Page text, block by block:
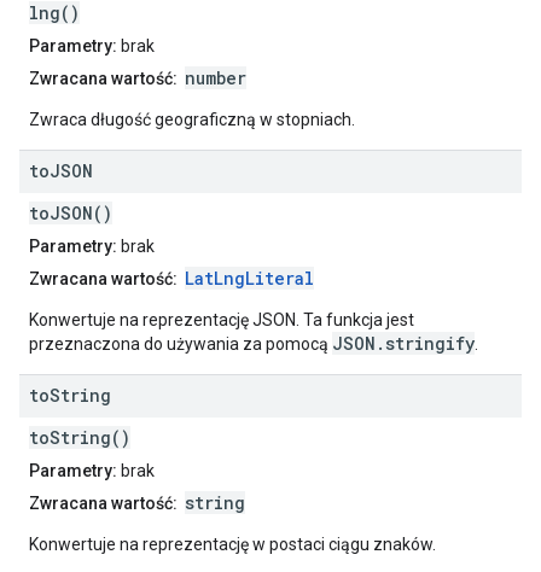
lng()
Parametry: brak
Zwracana wartość: number
Zwraca długość geograficzną w stopniach.
toJSON
toJSON()
Parametry: brak
Zwracana wartość: LatLngLiteral
Konwertuje na reprezentację JSON. Ta funkcja jest
przeznaczona do używania za pomocą JSON.stringify.
toString
toString()
Parametry: brak
Zwracana wartość: string
Konwertuje na reprezentację w postaci ciągu znaków.